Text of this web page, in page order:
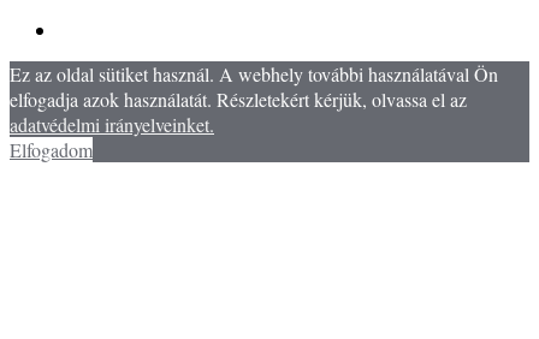
Ez az oldal sütiket használ. A webhely további használatával Ön
elfogadja azok használatát. Részletekért kérjük, olvassa el az
adatvédelmi irányelveinket.
Elfogadom